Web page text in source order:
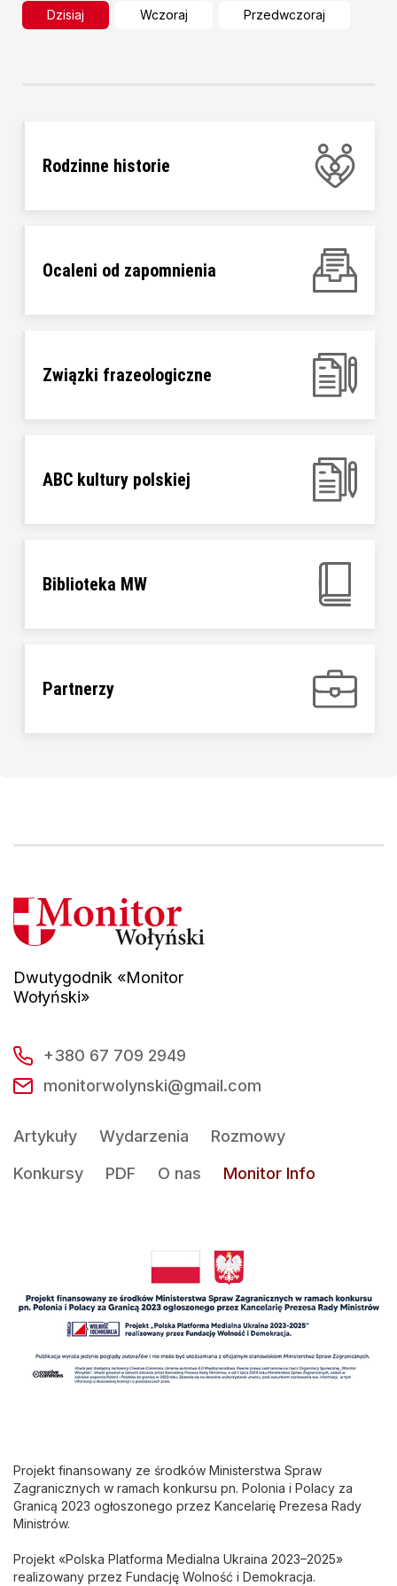
Dzisiaj Wczoraj Przedwczoraj
Rodzinne historie
Ocaleni od zapomnienia
Związki frazeologiczne
ABC kultury polskiej
Biblioteka MW
Partnerzy
Dwutygodnik «Monitor
Wołyński»
+380 67 709 2949
monitorwolynski@gmail.com
Artykuły Wydarzenia
Rozmowy
Konkursy
PDF O nas Monitor Info
Projekt finansowany ze środków Ministerstwa Spraw
Zagranicznych w ramach konkursu pn. Polonia i Polacy za
Granicą 2023 ogłoszonego przez Kancelarię Prezesa Rady
Ministrów.
Projekt «Polska Platforma Medialna Ukraina 2023–2025»
realizowany przez Fundację Wolność i Demokracja.